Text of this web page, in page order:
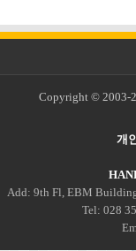
Copyright © 2003-
개
Add: 9th Fl, EBM
Tel: 028